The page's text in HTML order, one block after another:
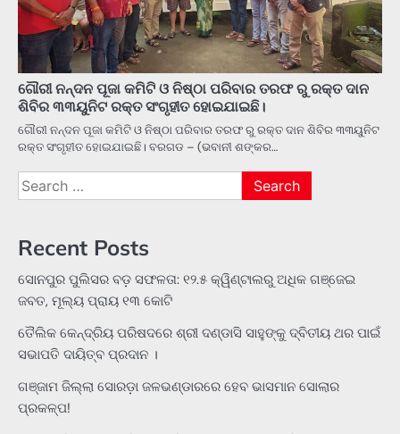
ଗୌରୀ ନନ୍ଦନ ପୂଜା କମିଟି ଓ ନିଷ୍ଠା ପରିବାର ତରଫ ରୁ ରକ୍ତ ଦାନ
ଶିବିର ୩୩ୟୁନିଟ ରକ୍ତ ସଂଗୃହୀତ ହୋଇଯାଇଛି।
ଗୌରୀ ନନ୍ଦନ ପୂଜା କମିଟି ଓ ନିଷ୍ଠା ପରିବାର ତରଫ ରୁ ରକ୍ତ ଦାନ ଶିବିର ୩୩ୟୁନିଟ
ରକ୍ତ ସଂଗୃହୀତ ହୋଇଯାଇଛି। ବରଗଡ – (ଭବାନୀ ଶଙ୍କର…
Search
for:
Recent Posts
ସୋନପୁର ପୁଲିସର ବଡ଼ ସଫଳତା: ୧୨.୫ କ୍ୱିଣ୍ଟାଲରୁ ଅଧିକ ଗଞ୍ଜେଇ
ଜବତ, ମୂଲ୍ୟ ପ୍ରାୟ ୧୩ କୋଟି
ତୈଲିକ କେନ୍ଦ୍ରିୟ ପରିଷଦରେ ଶ୍ରୀ ଦଣ୍ଡାସି ସାହୁଙ୍କୁ ଦ୍ବିତୀୟ ଥର ପାଇଁ
ସଭାପତି ଦାୟିତ୍ବ ପ୍ରଦାନ ।
ଗଞ୍ଜାମ ଜିଲ୍ଲା ସୋରଡ଼ା ଜଳଭଣ୍ଡାରରେ ହେବ ଭାସମାନ ସୋଲାର
ପ୍ରକଳ୍ପ!